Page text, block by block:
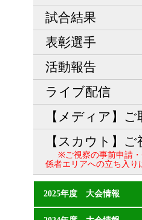
試合結果
表彰選手
活動報告
ライブ配信
【メディア】ご
【スカウト】ご
※ご視察の事前申請
係者エリアへの立ち入り
2025年度 大会情報